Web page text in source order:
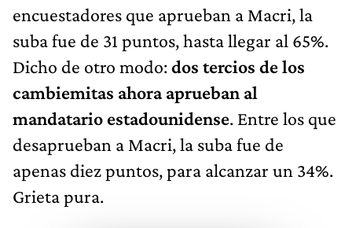
encuestadores que aprueban a Macri, la
suba fue de 31 puntos, hasta llegar al 65%.
Dicho de otro modo:dos tercios de los
cambiemitas ahora aprueban al
mandatario estadounidense. Entre los que
desaprueban a Macri, la suba fue de
apenas diez puntos, para alcanzar un 34%.
Grieta pura.